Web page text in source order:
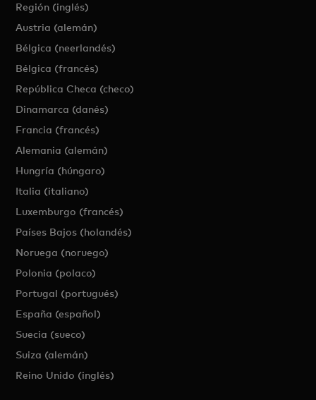
Región (inglés)
Austria (alemán)
Bélgica (neerlandés)
Bélgica (francés)
República Checa (checo)
Dinamarca (danés)
Francia (francés)
Alemania (alemán)
Hungría (húngaro)
Italia (italiano)
Luxemburgo (francés)
Países Bajos (holandés)
Noruega (noruego)
Polonia (polaco)
Portugal (portugués)
España (español)
Suecia (sueco)
Suiza (alemán)
Reino Unido (inglés)